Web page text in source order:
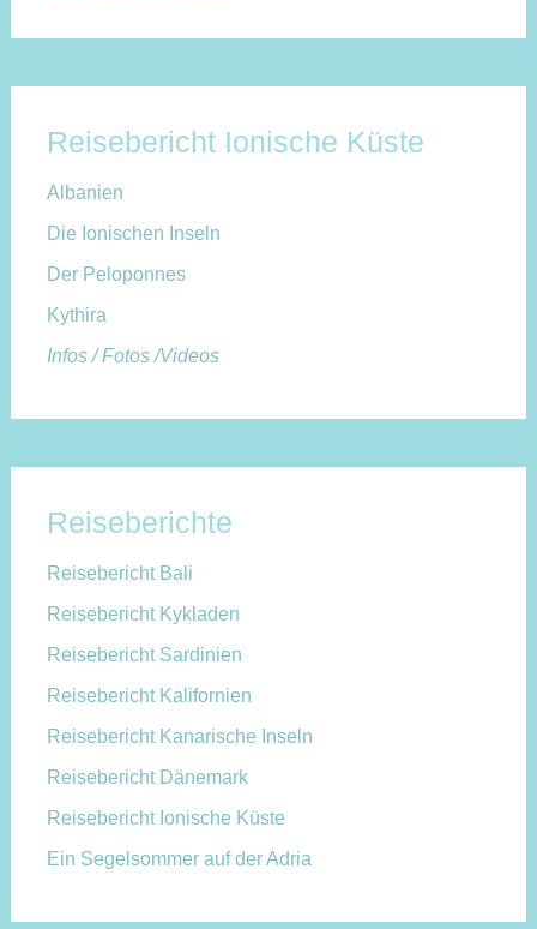
Reisebericht Ionische Küste
Albanien
Die Ionischen Inseln
Der Peloponnes
Kythira
Infos / Fotos /Videos
Reiseberichte
Reisebericht Bali
Reisebericht Kykladen
Reisebericht Sardinien
Reisebericht Kalifornien
Reisebericht Kanarische Inseln
Reisebericht Dänemark
Reisebericht Ionische Küste
Ein Segelsommer auf der Adria